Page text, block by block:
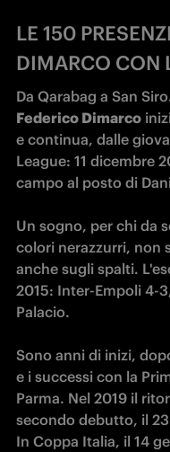
LE 150
DIMARCO CON
Federico Dimarco
e continua, dalle
League: 11 dicembre
campo al posto di
Un sogno, per chi da
colori nerazzurri, non
anche sugli spalti.
2015: Inter-Empoli 4-
Palacio.
Sono anni di inizi,
e i successi con la
Parma. Nel 2019 il
secondo debutto, il
In Coppa Italia, il 14